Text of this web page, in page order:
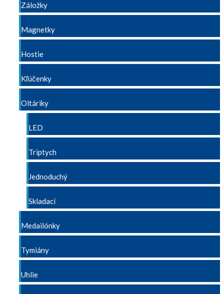
Záložky
Magnetky
Hostie
Kľúčenky
Oltáriky
LED
Triptych
Jednoduchý
Skladací
Medailónky
Tymiány
Uhlie